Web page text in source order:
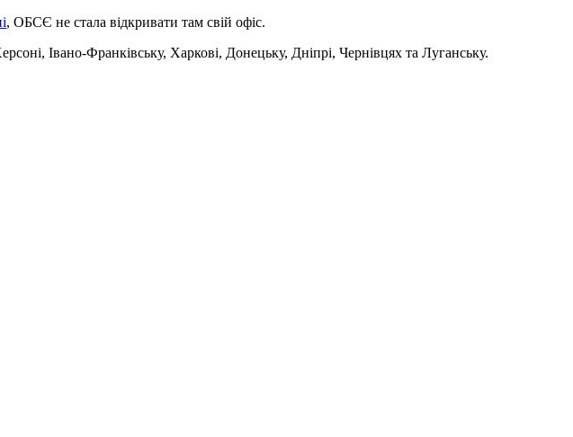
, ОБСЄ не стала відкривати там свій офіс.
Івано-Франківську, Харкові, Донецьку, Дніпрі, Чернівцях та Луганську.